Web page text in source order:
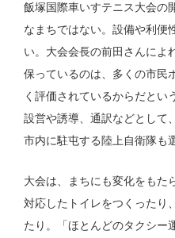
飯塚国際車いすテニス大会の
なまちではない。設備や利便
い。大会会長の前田さんによ
保っているのは、多くの市民
く評価されているからだとい
設営や誘導、通訳などとして
市内に駐屯する陸上自衛隊も
大会は、まちにも変化をもた
対応したトイレをつくったり
たり。「ほとんどのタクシー